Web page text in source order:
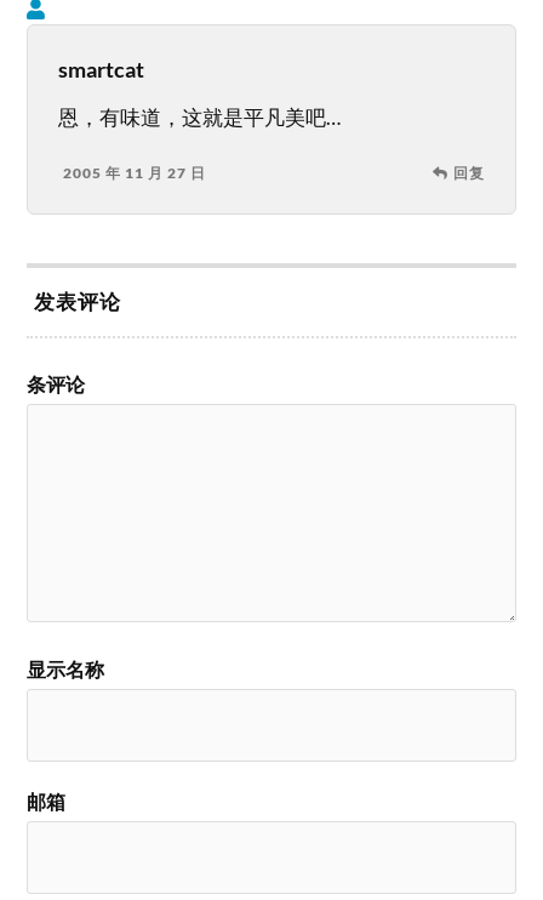
smartcat
恩，有味道，这就是平凡美吧…
2005 年 11 月 27 日 回复
发表评论
条评论
显示名称
邮箱